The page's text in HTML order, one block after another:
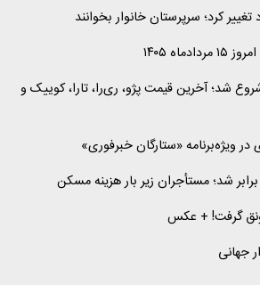
تغییر کرد؛ سرپرستان خانوار بخوانند
۱۴۰۵
شد؛ آخرین قیمت پژو، ری‌را، تارا، کوییک و
ویژه‌برنامه «ستارگان خبرفوری»
شد؛ مستأجران زیر بار هزینه مسکن
گرفت! + عکس
جهانی